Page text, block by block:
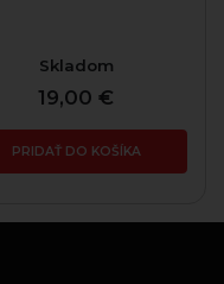
Skladom
19,00 €
PRIDAŤ DO KOŠÍKA